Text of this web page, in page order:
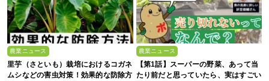
農業ニュース
里芋（さといも）栽培におけるコガネ
ムシなどの害虫対策！効果的な防除方
農業ニュース
【第1話】スーパーの野菜、あって当
たり前だと思っていたら、実はすごい